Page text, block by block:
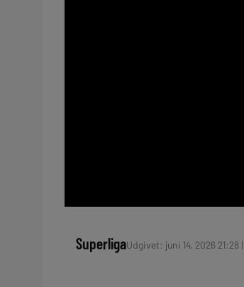
SuperligaUdgivet: juni 14, 2026 21:28